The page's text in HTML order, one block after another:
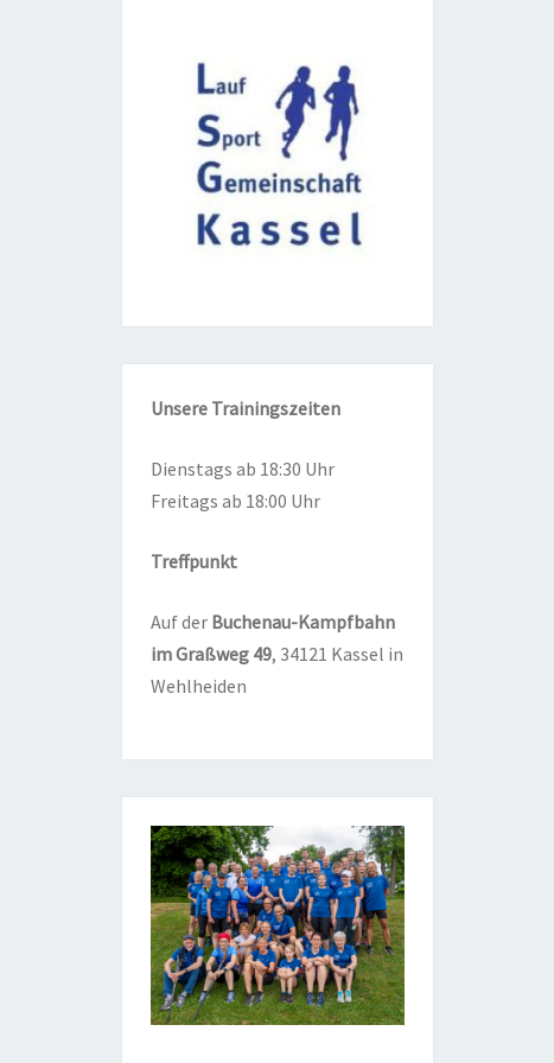
Unse­re Trai­nings­zei­ten
Diens­tags ab 18:30 Uhr
Frei­tags ab 18:00 Uhr
Treff­punkt
Auf derBuchen­au-Kampf­bahn
im Graß­weg 49, 34121 Kas­sel in
Wehlheiden